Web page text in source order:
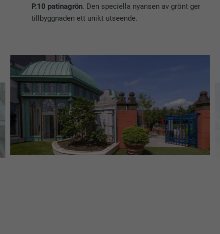
P.10 patinagrön. Den speciella nyansen av grönt ger
tillbyggnaden ett unikt utseende.